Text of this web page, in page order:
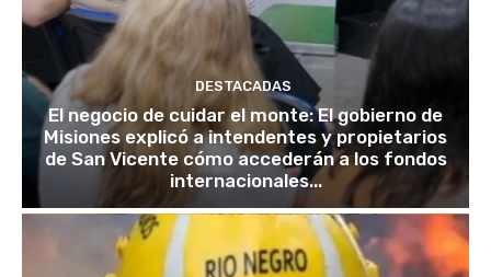
DESTACADAS
El negocio de cuidar el monte: El gobierno de
Misiones explicó a intendentes y propietarios
de San Vicente cómo accederán a los fondos
internacionales...